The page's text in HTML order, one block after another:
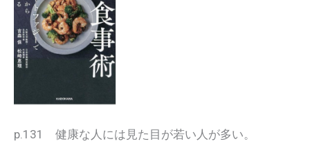
p.131 健康な人には見た目が若い人が多い。